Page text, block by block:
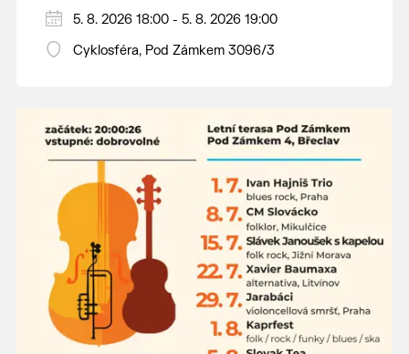
Hraje se jen za příznivého počasí.
Vstupné dobrovolné.
5. 8. 2026 18:00 - 5. 8. 2026 19:00
Cyklosféra, Pod Zámkem 3096/3